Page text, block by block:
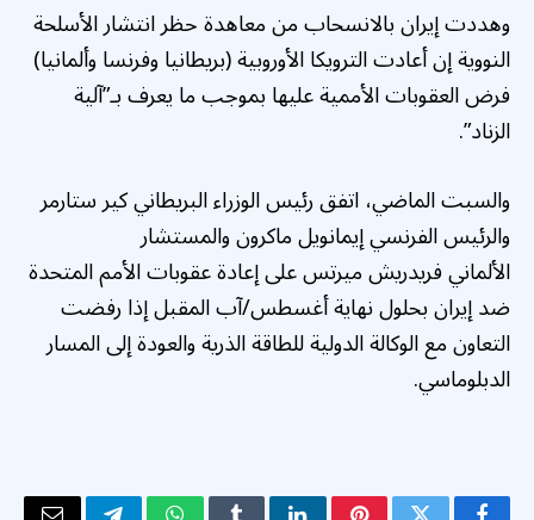
وهددت إيران بالانسحاب من معاهدة حظر انتشار الأسلحة
النووية إن أعادت الترويكا الأوروبية (بريطانيا وفرنسا وألمانيا)
فرض العقوبات الأممية عليها بموجب ما يعرف بـ”آلية
الزناد”.
والسبت الماضي، اتفق رئيس الوزراء البريطاني كير ستارمر
والرئيس الفرنسي إيمانويل ماكرون والمستشار
الألماني فريدريش ميرتس على إعادة عقوبات الأمم المتحدة
ضد إيران بحلول نهاية أغسطس/آب المقبل إذا رفضت
التعاون مع الوكالة الدولية للطاقة الذرية والعودة إلى المسار
الدبلوماسي.